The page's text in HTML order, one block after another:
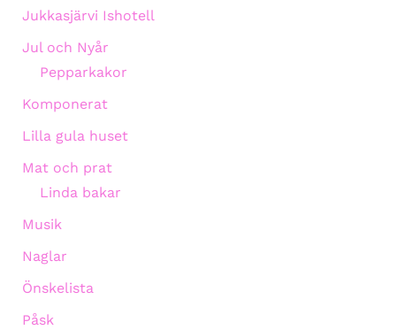
Jukkasjärvi Ishotell
Jul och Nyår
Pepparkakor
Komponerat
Lilla gula huset
Mat och prat
Linda bakar
Musik
Naglar
Önskelista
Påsk